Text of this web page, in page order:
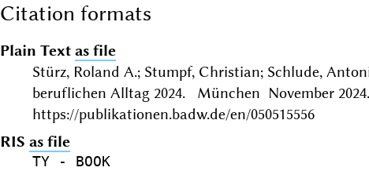
Citation formats
Plain Text as file
Stürz, Roland A.; Stumpf, Christian; Schlude,
beruflichen Alltag 2024. München November
https://publikationen.badw.de/en/050515556
RIS as file
TY - BOOK